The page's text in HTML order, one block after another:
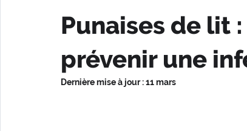
Punaises de lit
prévenir une
Dernière mise à jour :11 mars